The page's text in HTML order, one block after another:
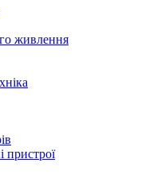
живлення
пристрої